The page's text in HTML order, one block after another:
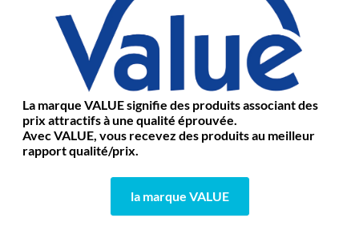
La marque VALUE signifie des produits associant des
prix attractifs à une qualité éprouvée.
Avec VALUE, vous recevez des produits au meilleur
rapport qualité/prix.
la marque VALUE